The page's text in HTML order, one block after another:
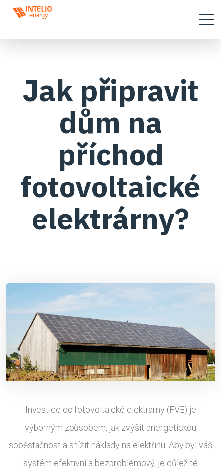
Jak připravit
dům na
příchod
fotovoltaické
elektrárny?
Investice do fotovoltaické elektrárny (FVE) je
výborným způsobem, jak zvýšit energetickou
soběstačnost a snížit náklady na elektřinu. Aby byl váš
systém efektivní a bezproblémový, je důležité